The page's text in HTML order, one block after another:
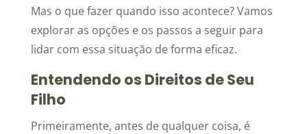
Mas o que fazer quando isso acontece? Vamos
explorar as opções e os passos a seguir para
lidar com essa situação de forma eficaz.
Entendendo os Direitos de Seu
Filho
Primeiramente, antes de qualquer coisa, é